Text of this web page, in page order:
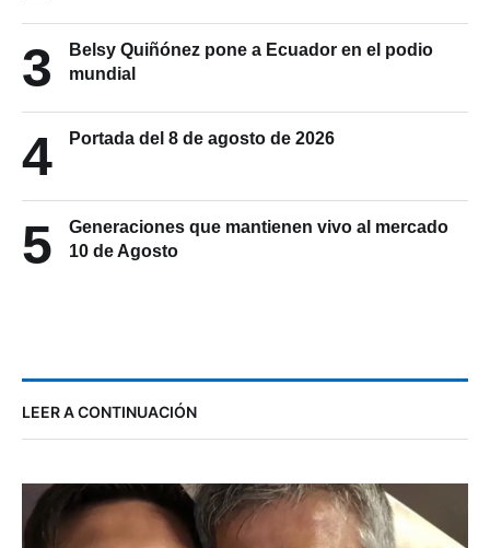
3
Belsy Quiñónez pone a Ecuador en el podio
mundial
4 Portada del 8 de agosto de 2026
5
Generaciones que mantienen vivo al mercado
10 de Agosto
LEER A CONTINUACIÓN